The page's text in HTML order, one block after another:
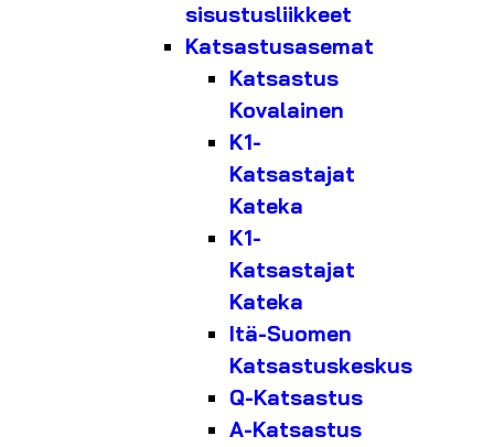
sisustusliikkeet
Katsastusasemat
Katsastus
Kovalainen
K1-
Katsastajat
Kateka
K1-
Katsastajat
Kateka
Itä-Suomen
Katsastuskeskus
Q-Katsastus
A-Katsastus